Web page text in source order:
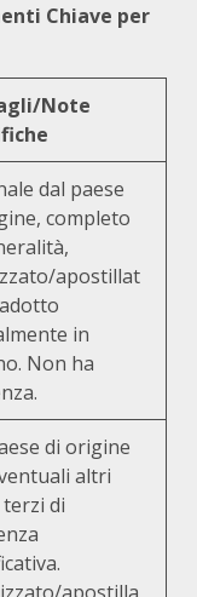
Chiave per
Note
dal paese
completo
apostillat
in
Non ha
di origine
altri
di